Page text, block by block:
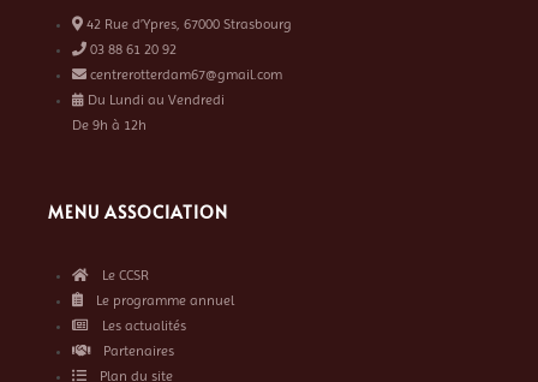
42 Rue d’Ypres, 67000 Strasbourg
03 88 61 20 92
centrerotterdam67@gmail.com
Du Lundi au Vendredi
De 9h à 12h
MENU ASSOCIATION
Le CCSR
Le programme annuel
Les actualités
Partenaires
Plan du site